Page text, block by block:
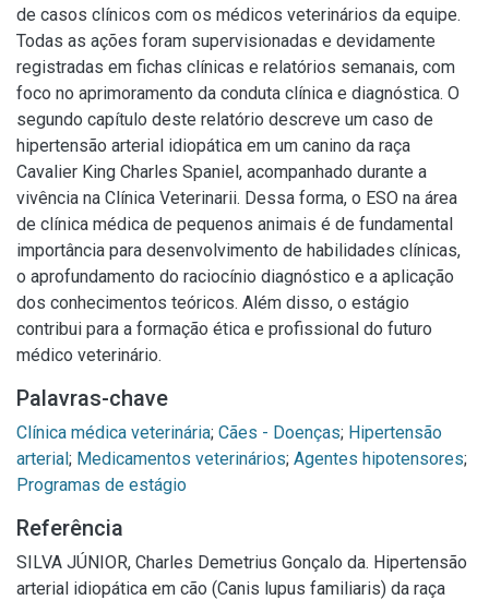
de casos clínicos com os médicos veterinários da equipe.
Todas as ações foram supervisionadas e devidamente
registradas em fichas clínicas e relatórios semanais, com
foco no aprimoramento da conduta clínica e diagnóstica. O
segundo capítulo deste relatório descreve um caso de
hipertensão arterial idiopática em um canino da raça
Cavalier King Charles Spaniel, acompanhado durante a
vivência na Clínica Veterinarii. Dessa forma, o ESO na área
de clínica médica de pequenos animais é de fundamental
importância para desenvolvimento de habilidades clínicas,
o aprofundamento do raciocínio diagnóstico e a aplicação
dos conhecimentos teóricos. Além disso, o estágio
contribui para a formação ética e profissional do futuro
médico veterinário.
Palavras-chave
Clínica médica veterinária; Cães - Doenças; Hipertensão
arterial; Medicamentos veterinários; Agentes hipotensores;
Programas de estágio
Referência
SILVA JÚNIOR, Charles Demetrius Gonçalo da. Hipertensão
arterial idiopática em cão (Canis lupus familiaris) da raça